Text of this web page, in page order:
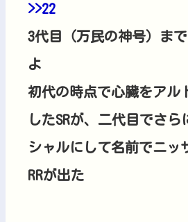
>>22
3代目（万民の神号）ま
よ
初代の時点で心臓をアル
したSRが、二代目でさ
シャルにして名前でニッ
RRが出た